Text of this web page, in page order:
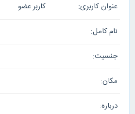
عنوان کاربری: کاربر عضو
نام کامل:
جنسیت:
مکان:
درباره: